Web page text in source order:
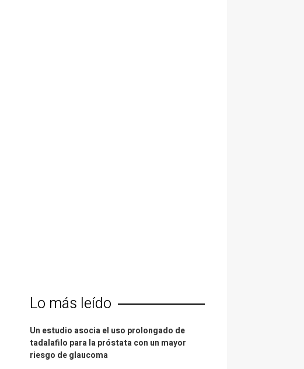
Lo más leído
Un estudio asocia el uso prolongado de
tadalafilo para la próstata con un mayor
riesgo de glaucoma